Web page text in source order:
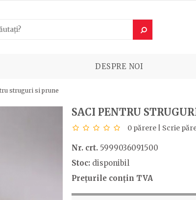
DESPRE NOI
struguri si prune
SACI PENTRU
0 părere| Scrie
Nr. crt.5999036091500
Stoc:disponibil
Prețurile conțin TVA